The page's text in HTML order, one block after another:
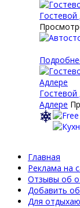
Гостевой
Адлере
Главная
Реклама на
Отзывы об
Добавить
Для